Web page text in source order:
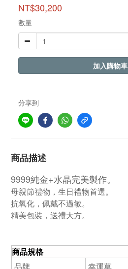
NT$30,200
數量
加入購物車
分享到
商品描述
9999純金+水晶完美製作。
母親節禮物，生日禮物首選。
抗氧化，佩戴不過敏。
精美包裝，送禮大方。
商品規格
品牌
幸運草